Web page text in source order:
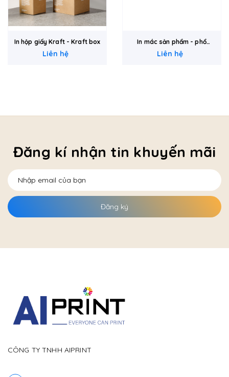
In hộp giấy Kraft - Kraft box
Liên hệ
In mác sản phẩm - phổ
thông - Label
Liên hệ
Đăng kí nhận tin khuyến mãi
Đăng ký
CÔNG TY TNHH AIPRINT